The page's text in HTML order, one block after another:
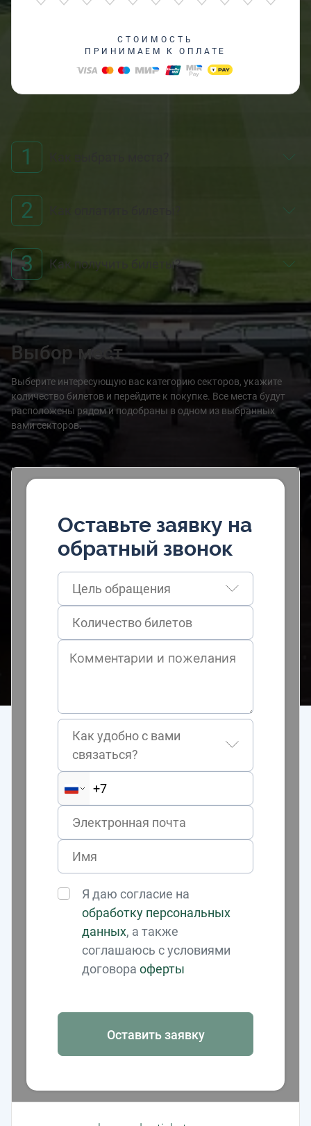
СТОИМОСТЬ
ПРИНИМАЕМ К ОПЛАТЕ
1
2
3 Как получить билеты?
Выбор мест
Выберите интересующую вас категорию секторов, укажите
количество билетов и перейдите к покупке. Все места будут
расположены рядом и подобраны в одном из выбранных
вами секторов.
Оставьте заявку на
обратный звонок
Цель обращения
Как удобно с вами
связаться?
Я даю согласие на
обработку персональных
данных, а также
соглашаюсь с условиями
договораоферты
Оставить заявку